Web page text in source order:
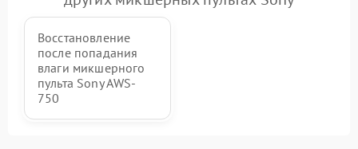
Неисправность системы
защиты от перегрева
Поломка системы защиты
от перенапряжения
Восстановление
после попадания
влаги микшерного
пульта Sony AWS-
750